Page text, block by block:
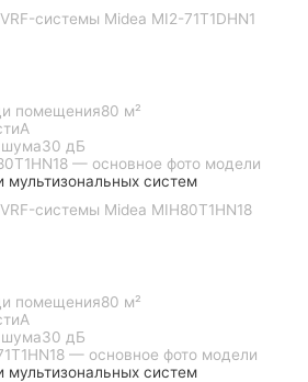
системы Midea MI2-71T1DHN1
80 м²
A
30 дБ
мультизональных систем
системы Midea MIH80T1HN18
80 м²
A
30 дБ
мультизональных систем